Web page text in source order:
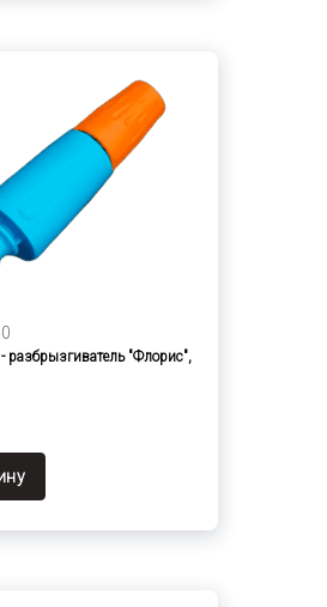
разбрызгиватель "Флорис",